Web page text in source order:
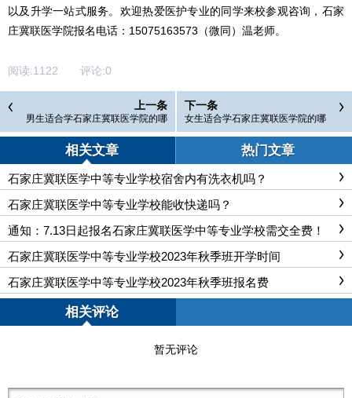
以及升学一站式服务。欢迎热爱医护专业的同学来校参观咨询，石家
庄冀联医学院报名电话：15075163573（微同）温老师。
阅读:1122 评论:0
上一条
男生适合学石家庄冀联医学院的哪
下一条
女生适合学石家庄冀联医学院的哪
相关文章 热门文章
石家庄冀联医学中等专业学校宿舍内有洗衣机吗？
石家庄冀联医学中等专业学校能收快递吗？
通知：7.13日起报名石家庄冀联医学中等专业学校需交全费！
石家庄冀联医学中等专业学校2023年秋季班开学时间
石家庄冀联医学中等专业学校2023年秋季班报名费
相关评论
暂无评论